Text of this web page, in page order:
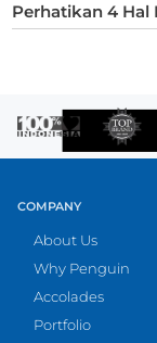
Perhatikan 4 Hal
COMPANY
About Us
Why Penguin
Accolades
Portfolio